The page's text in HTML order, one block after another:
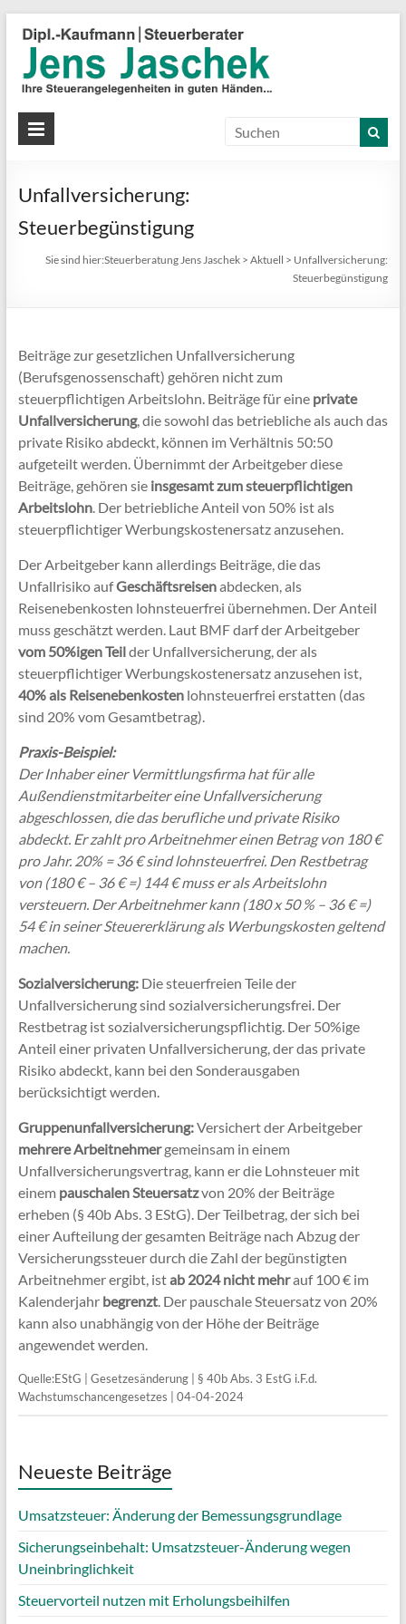
Unfallversicherung:
Steuerbegünstigung
Sie sind hier:Steuerberatung Jens Jaschek >Aktuell > Unfallversicherung:
Steuerbegünstigung
Beiträge zur gesetzlichen Unfallversicherung
(Berufsgenossenschaft) gehören nicht zum
steuerpflichtigen Arbeitslohn. Beiträge für eine private
Unfallversicherung, die sowohl das betriebliche als auch das
private Risiko abdeckt, können im Verhältnis 50:50
aufgeteilt werden. Übernimmt der Arbeitgeber diese
Beiträge, gehören sie insgesamt zum steuerpflichtigen
Arbeitslohn. Der betriebliche Anteil von 50% ist als
steuerpflichtiger Werbungskostenersatz anzusehen.
Der Arbeitgeber kann allerdings Beiträge, die das
Unfallrisiko aufGeschäftsreisenabdecken, als
Reisenebenkosten lohnsteuerfrei übernehmen. Der Anteil
muss geschätzt werden. Laut BMF darf der Arbeitgeber
vom 50%igen Teilder Unfallversicherung, der als
steuerpflichtiger Werbungskostenersatz anzusehen ist,
40% als Reisenebenkostenlohnsteuerfrei erstatten (das
sind 20% vom Gesamtbetrag).
Praxis-Beispiel:
Der Inhaber einer Vermittlungsfirma hat für alle
Außendienstmitarbeiter eine Unfallversicherung
abgeschlossen, die das berufliche und private Risiko
abdeckt. Er zahlt pro Arbeitnehmer einen Betrag von 180 €
pro Jahr. 20% = 36 € sind lohnsteuerfrei. Den Restbetrag
von (180 € – 36 € =) 144 € muss er als Arbeitslohn
versteuern. Der Arbeitnehmer kann (180 x 50 % – 36 € =)
54 € in seiner Steuererklärung als Werbungskosten geltend
machen.
Sozialversicherung:Die steuerfreien Teile der
Unfallversicherung sind sozialversicherungsfrei. Der
Restbetrag ist sozialversicherungspflichtig. Der 50%ige
Anteil einer privaten Unfallversicherung, der das private
Risiko abdeckt, kann bei den Sonderausgaben
berücksichtigt werden.
Gruppenunfallversicherung:Versichert der Arbeitgeber
mehrere Arbeitnehmergemeinsam in einem
Unfallversicherungsvertrag, kann er die Lohnsteuer mit
einem pauschalen Steuersatzvon 20% der Beiträge
erheben (§ 40b Abs. 3 EStG). Der Teilbetrag, der sich bei
einer Aufteilung der gesamten Beiträge nach Abzug der
Versicherungssteuer durch die Zahl der begünstigten
Arbeitnehmer ergibt, istab 2024 nicht mehrauf 100 € im
Kalenderjahr begrenzt. Der pauschale Steuersatz von 20%
kann also unabhängig von der Höhe der Beiträge
angewendet werden.
Quelle:EStG | Gesetzesänderung | § 40b Abs. 3 EstG i.F.d.
Wachstumschancengesetzes | 04-04-2024
Neueste Beiträge
Umsatzsteuer: Änderung der Bemessungsgrundlage
Sicherungseinbehalt: Umsatzsteuer-Änderung wegen
Uneinbringlichkeit
Steuervorteil nutzen mit Erholungsbeihilfen